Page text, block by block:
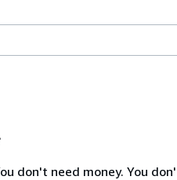
don't need money. You